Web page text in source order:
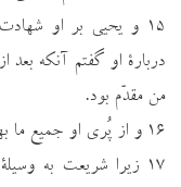
۱۵ و يحيي بر او
دربارة او گفتم آنكه
من مقدّم بود.
۱۶ و از پُري او جميع ما بهره يافتيم و فيض به عوض فيض،
۱۷ زيرا شريعت به